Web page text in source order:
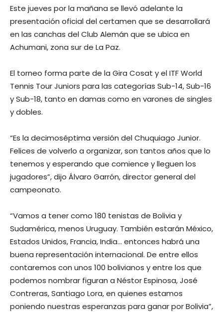
Este jueves por la mañana se llevó adelante la
presentación oficial del certamen que se desarrollará
en las canchas del Club Alemán que se ubica en
Achumani, zona sur de La Paz.
El torneo forma parte de la Gira Cosat y el ITF World
Tennis Tour Juniors para las categorías Sub-14, Sub-16
y Sub-18, tanto en damas como en varones de singles
y dobles.
“Es la decimoséptima versión del Chuquiago Junior.
Felices de volverlo a organizar, son tantos años que lo
tenemos y esperando que comience y lleguen los
jugadores”, dijo Álvaro Garrón, director general del
campeonato.
“Vamos a tener como 180 tenistas de Bolivia y
Sudamérica, menos Uruguay. También estarán México,
Estados Unidos, Francia, India… entonces habrá una
buena representación internacional. De entre ellos
contaremos con unos 100 bolivianos y entre los que
podemos nombrar figuran a Néstor Espinosa, José
Contreras, Santiago Lora, en quienes estamos
poniendo nuestras esperanzas para ganar por Bolivia”,